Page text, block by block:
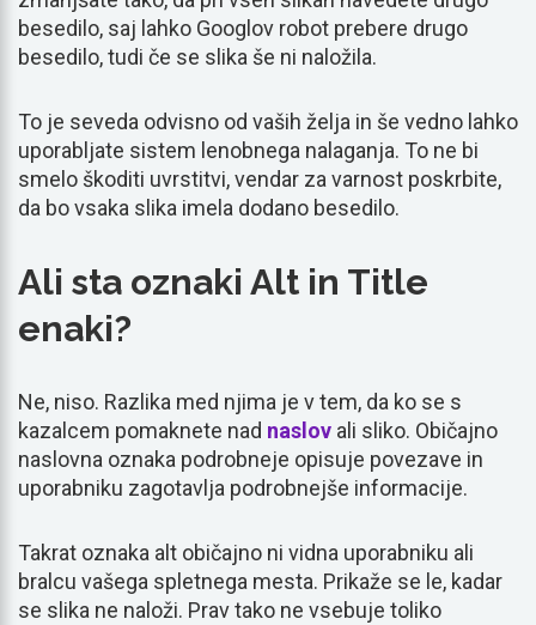
besedilo, saj lahko Googlov robot prebere drugo
besedilo, tudi če se slika še ni naložila.
To je seveda odvisno od vaših želja in še vedno lahko
uporabljate sistem lenobnega nalaganja. To ne bi
smelo škoditi uvrstitvi, vendar za varnost poskrbite,
da bo vsaka slika imela dodano besedilo.
Ali sta oznaki Alt in Title
enaki?
Ne, niso. Razlika med njima je v tem, da ko se s
kazalcem pomaknete nad naslov ali sliko. Običajno
naslovna oznaka podrobneje opisuje povezave in
uporabniku zagotavlja podrobnejše informacije.
Takrat oznaka alt običajno ni vidna uporabniku ali
bralcu vašega spletnega mesta. Prikaže se le, kadar
se slika ne naloži. Prav tako ne vsebuje toliko